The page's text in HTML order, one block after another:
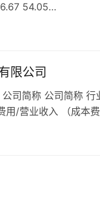
54.05…
限公司
司简称 公司简称
用/营业收入 （成本